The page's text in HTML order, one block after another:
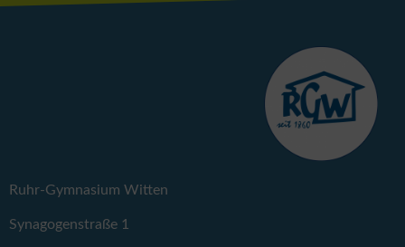
Ruhr-Gymnasium Witten
Synagogenstraße 1